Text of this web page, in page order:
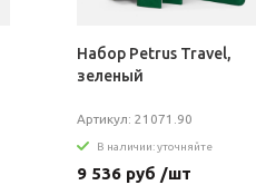
Набор Petrus Travel,
зеленый
Артикул: 21071.90
В наличии: уточняйте
9 536 руб /шт